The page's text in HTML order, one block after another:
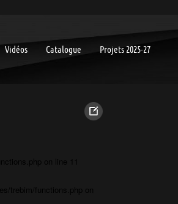
Vidéos Catalogue Projets 2025-27
on line
trebim/functions.php
on